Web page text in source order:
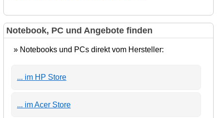
Notebook, PC und Angebote finden
» Notebooks und PCs direkt vom Hersteller:
... im HP Store
... im Acer Store